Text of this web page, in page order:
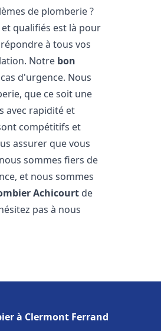
de plomberie ?
qualifiés est là pour
à tous vos
Notre bon
d'urgence. Nous
que ce soit une
avec rapidité et
compétitifs et
assurer que vous
sommes fiers de
et nous sommes
Achicourt de
pas à nous
à Clermont Ferrand